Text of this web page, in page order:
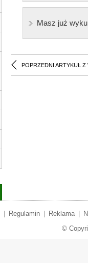
Masz już
POPRZEDNI ARTYKUŁ Z
Regulamin Reklama
©